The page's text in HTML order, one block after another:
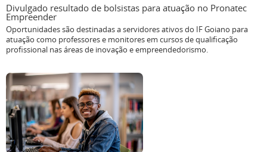
Divulgado resultado de bolsistas para atuação no Pronatec
Empreender
Oportunidades são destinadas a servidores ativos do IF Goiano para
atuação como professores e monitores em cursos de qualificação
profissional nas áreas de inovação e empreendedorismo.